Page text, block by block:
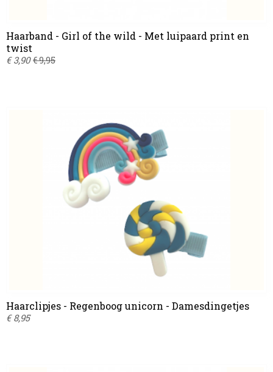
Haarband - Girl of the wild - Met luipaard print en
twist
€ 3,90 € 9,95
Haarclipjes - Regenboog unicorn - Damesdingetjes
€ 8,95